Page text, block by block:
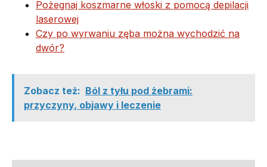
Pożegnaj koszmarne włoski z pomocą depilacji
laserowej
Czy po wyrwaniu zęba można wychodzić na
dwór?
Zobacz też: Ból z tyłu pod żebrami:
przyczyny, objawy i leczenie